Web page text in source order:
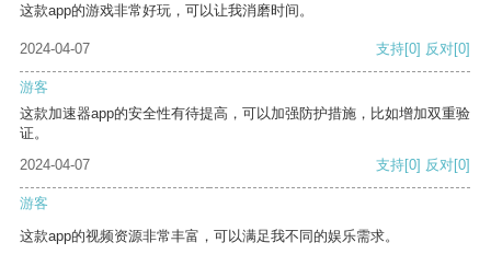
这款app的游戏非常好玩，可以让我消磨时间。
2024-04-07 支持[0] 反对[0]
游客
这款加速器app的安全性有待提高，可以加强防护措施，比如增加双重验
证。
2024-04-07
支持[0] 反对[0]
游客
这款app的视频资源非常丰富，可以满足我不同的娱乐需求。